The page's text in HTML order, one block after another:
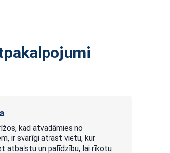
kad atvadāmies no
ir svarīgi atrast vietu, kur
atbalstu un palīdzību, lai rīkotu